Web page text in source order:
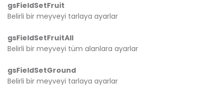
gsFieldSetFruit
Belirli bir meyveyi tarlaya ayarlar
gsFieldSetFruitAll
Belirli bir meyveyi tüm alanlara ayarlar
gsFieldSetGround
Belirli bir meyveyi tarlaya ayarlar